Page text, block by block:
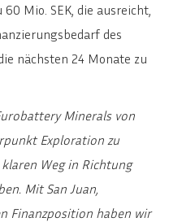
Mio. SEK, die ausreicht,
des
nächsten 24 Monate zu
Minerals von
Exploration zu
Weg in Richtung
Mit San Juan,
Finanzposition haben wir